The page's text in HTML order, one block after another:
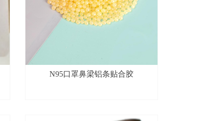
N95口罩鼻梁铝条贴合胶